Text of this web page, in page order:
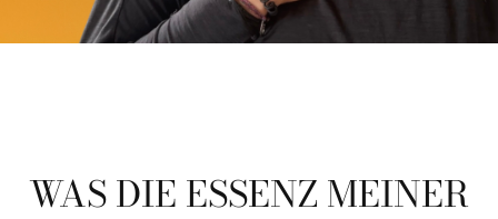
WAS DIE ESSENZ MEINER